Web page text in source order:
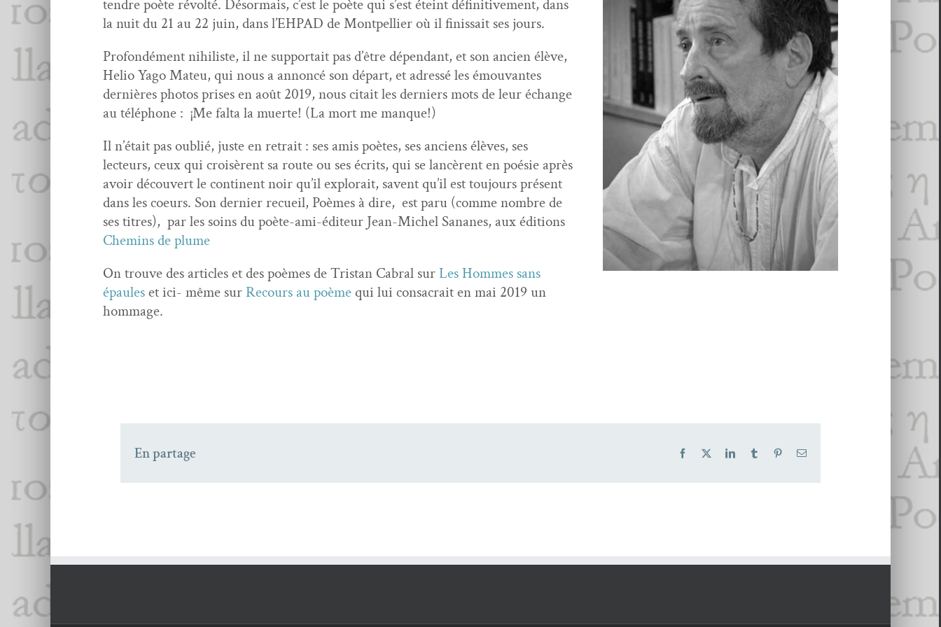
ten­dre poète révolté. Désor­mais, c’est le poète qui s’est éteint défini­tive­ment, dans
la nuit du 21 au 22 juin, dans l’EH­PAD de Mont­pel­li­er où il finis­sait ses jours.
Pro­fondé­ment nihiliste, il ne sup­por­t­ait pas d’être dépen­dant, et son ancien élève,
Helio Yago Mateu, qui nous a annon­cé son départ, et adressé les émou­vantes
dernières pho­tos pris­es en août 2019, nous citait les derniers mots de leur échange
au télé­phone : ¡Me fal­ta la muerte! (La mort me manque!)
Il n’é­tait pas oublié, juste en retrait : ses amis poètes, ses anciens élèves, ses
lecteurs, ceux qui croisèrent sa route ou ses écrits, qui se lancèrent en poésie après
avoir décou­vert le con­ti­nent noir qu’il explo­rait, savent qu’il est tou­jours présent
dans les coeurs. Son dernier recueil, Poèmes à dire, est paru (comme nom­bre de
ses titres), par les soins du poète-ami-édi­teur Jean-Michel Sananes, aux édi­tions
Chemins de plume
On trou­ve des arti­cles et des poèmes de Tris­tan Cabral surLes Hommes sans
épauleset ici- même surRecours au poèmequi lui con­sacrait en mai 2019 un
hommage.
En partage Facebook LinkedInTumblr PinterestEmail